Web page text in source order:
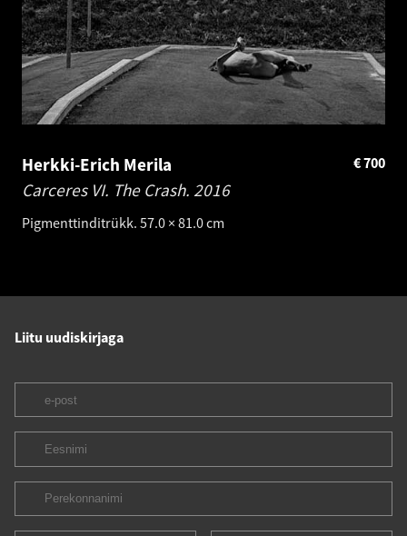
Herkki-Erich Merila
Carceres VI. The Crash. 2016
Pigmenttinditrükk. 57.0 × 81.0 cm
700
€
Liitu uudiskirjaga